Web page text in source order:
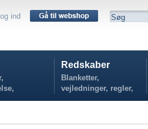
ind
Redskaber
Blanketter,
vejledninger, regler,
politikker...